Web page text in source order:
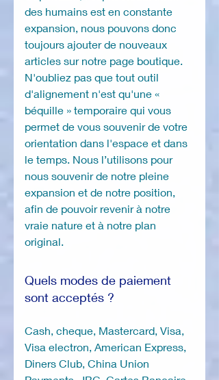
des humains est en constante
expansion, nous pouvons donc
toujours ajouter de nouveaux
articles sur notre page boutique.
N'oubliez pas que tout outil
d'alignement n'est qu'une «
béquille » temporaire qui vous
permet de vous souvenir de votre
orientation dans l'espace et dans
le temps. Nous l’utilisons pour
nous souvenir de notre pleine
expansion et de notre position,
afin de pouvoir revenir à notre
vraie nature et à notre plan
original.
Quels modes de paiement
sont acceptés ?
Cash, cheque, Mastercard, Visa,
Visa electron, American Express,
Diners Club, China Union